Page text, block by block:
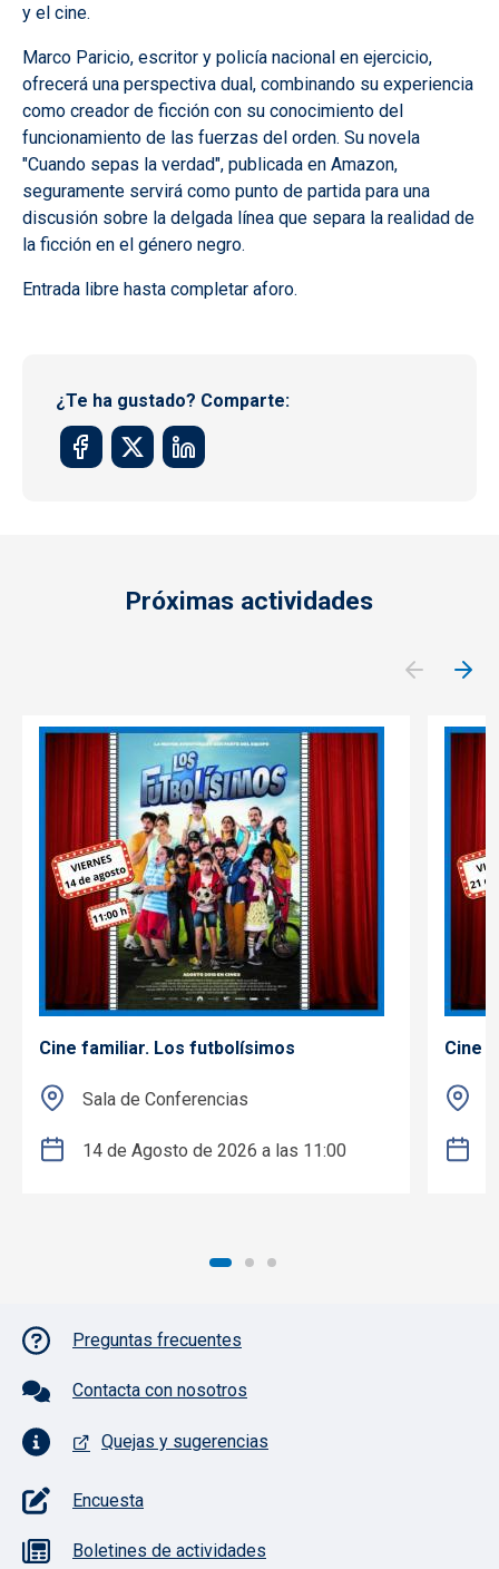
y el cine.
Marco Paricio, escritor y policía nacional en ejercicio,
ofrecerá una perspectiva dual, combinando su experiencia
como creador de ficción con su conocimiento del
funcionamiento de las fuerzas del orden. Su novela
"Cuando sepas la verdad", publicada en Amazon,
seguramente servirá como punto de partida para una
discusión sobre la delgada línea que separa la realidad de
la ficción en el género negro.
Entrada libre hasta completar aforo.
¿Te ha gustado? Comparte:
Próximas actividades
Cine familiar. Los futbolísimos
Sala de Conferencias
14 de Agosto de 2026 a las 11:00
Cine
Pie de página con iconos
Preguntas frecuentes
Contacta con nosotros
Quejas y sugerencias
Encuesta
Boletines de actividades